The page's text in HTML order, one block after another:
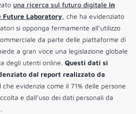
una ricerca sul futuro digitale in
Future Laboratory, che ha evidenziato
si opponga fermamente all’utilizzo
da parte delle piattaforme di
a gran voce una legislazione globale
degli utenti online. Questi dati si
dal report realizzato da
che evidenzia come il 71% delle persone
e dall’uso dei dati personali da